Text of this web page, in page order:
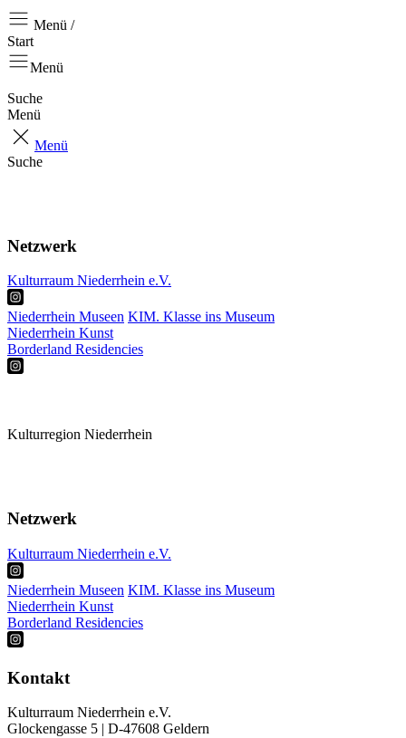
Menü /
Start
Menü
Suche
Menü
Menü
Suche
Netzwerk
Kulturraum Niederrhein e.V.
Niederrhein Museen KIM. Klasse ins Museum
Niederrhein Kunst
Borderland Residencies
Kulturregion Niederrhein
Netzwerk
Kulturraum Niederrhein e.V.
Niederrhein Museen KIM. Klasse ins Museum
Niederrhein Kunst
Borderland Residencies
Kontakt
Kulturraum Niederrhein e.V.
Glockengasse 5 | D-47608 Geldern